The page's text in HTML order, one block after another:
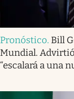
Pronóstico. Bill
Mundial.
“escalará a una